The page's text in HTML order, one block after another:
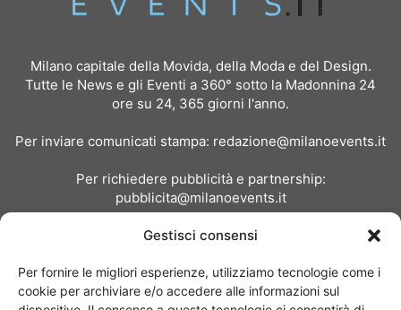
Gestisci consensi
Per fornire le migliori esperienze, utilizziamo tecnologie come i
cookie per archiviare e/o accedere alle informazioni sul
Milano capitale della Movida, della Moda e del Design.
Tutte le News e gli Eventi a 360° sotto la Madonnina 24
ore su 24, 365 giorni l'anno.
Per inviare comunicati stampa: redazione@milanoevents.it
Per richiedere pubblicità e partnership:
pubblicita@milanoevents.it